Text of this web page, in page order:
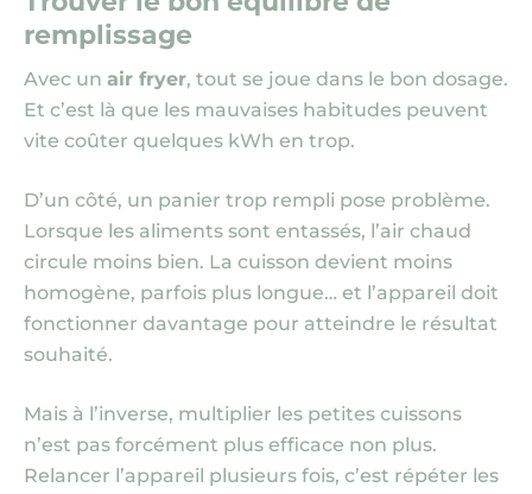
remplissage
Avec un air fryer, tout se joue dans le bon dosage.
Et c’est là que les mauvaises habitudes peuvent
vite coûter quelques kWh en trop.
D’un côté, un panier trop rempli pose problème.
Lorsque les aliments sont entassés, l’air chaud
circule moins bien. La cuisson devient moins
homogène, parfois plus longue… et l’appareil doit
fonctionner davantage pour atteindre le résultat
souhaité.
Mais à l’inverse, multiplier les petites cuissons
n’est pas forcément plus efficace non plus.
Relancer l’appareil plusieurs fois, c’est répéter les